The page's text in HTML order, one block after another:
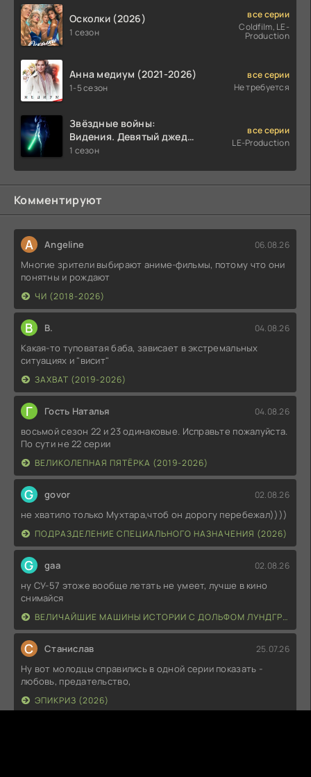
Осколки (2026)
1 сезон
все серии
Coldfilm, LE-
Production
Анна медиум (2021-2026)
1-5 сезон
все серии
Не требуется
Звёздные войны:
Видения. Девятый джедай
(2026)
1 сезон
все серии
LE-Production
Комментируют
A Angeline 06.08.26
Многие зрители выбирают аниме-фильмы, потому что они
понятны и рождают
ЧИ (2018-2026)
В В. 04.08.26
Какая-то туповатая баба, зависает в экстремальных
ситуациях и "висит"
ЗАХВАТ (2019-2026)
Г Гость Наталья 04.08.26
восьмой сезон 22 и 23 одинаковые. Исправьте пожалуйста.
По сути не 22 серии
ВЕЛИКОЛЕПНАЯ ПЯТЁРКА (2019-2026)
G govor 02.08.26
не хватило только Мухтара,чтоб он дорогу перебежал))))
ПОДРАЗДЕЛЕНИЕ СПЕЦИАЛЬНОГО НАЗНАЧЕНИЯ (2026)
G gaa 02.08.26
ну СУ-57 этоже вообще летать не умеет, лучше в кино
снимайся
ВЕЛИЧАЙШИЕ МАШИНЫ ИСТОРИИ С ДОЛЬФОМ ЛУНДГРЕНОМ (2026)
С Станислав 25.07.26
Ну вот молодцы справились в одной серии показать -
любовь, предательство,
ЭПИКРИЗ (2026)